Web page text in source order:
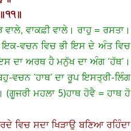
ਵਾਕਫ਼ੀ ਵਾਲੇ। ਰਾਹੁ = ਰਸਤਾ।
ਇਕ-ਵਚਨ ਵਿਚ ਭੀ ਇਸ ਦੇ ਅੰਤ ਵਿਚ
ਦਾ ਅਰਥ ਹੈ ਮਨੁੱਖ ਦਾ ਅੰਗ ‘ਹੱਥ’।
ਵਚਨ ‘ਹਾਥ’ ਦਾ ਰੂਪ ਇਸਤ੍ਰੀ-ਲਿੰਗ
(ਗੂਜਰੀ ਮਹਲਾ 5)ਹਾਥ ਹੋਵੈ = ਹਾਥ ਹੋ
ਵਿਚ ਸਦਾ ਖਿੜਾਉ ਬਣਿਆ ਰਹਿੰਦਾ